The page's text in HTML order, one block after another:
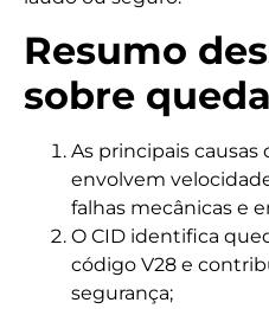
Resumo
sobre
As principais
envolvem
falhas mecânicas e
O CID identifica
código V28 e
segurança;